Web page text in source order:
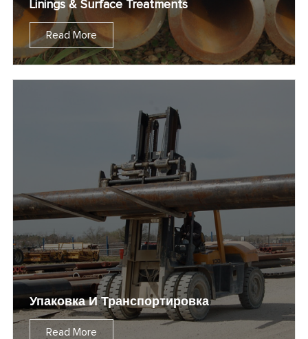
Linings & Surface Treatments
Read More
Упаковка И Транспортировка
Read More